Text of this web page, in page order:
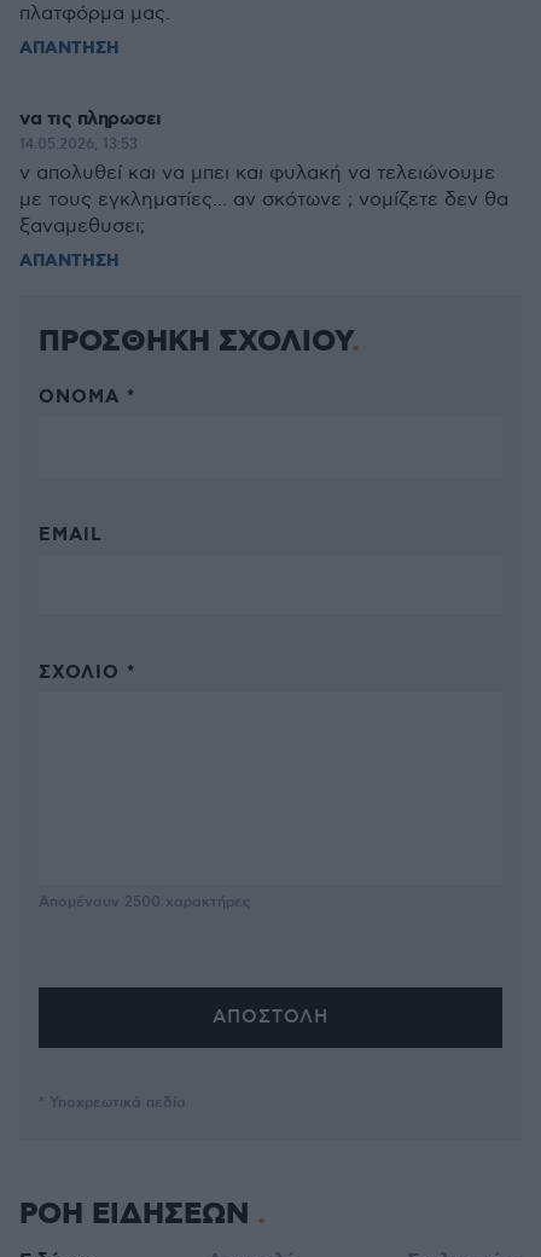
πλατφόρμα μας.
ΑΠΑΝΤΗΣΗ
να τις πληρωσει
14.05.2026, 13:53
ν απολυθεί και να μπει και φυλακή να τελειώνουμε
με τους εγκληματίες... αν σκότωνε ; νομίζετε δεν θα
ξαναμεθυσει;
ΑΠΑΝΤΗΣΗ
ΠΡΟΣΘΗΚΗ ΣΧΟΛΙΟΥ
ΌΝΟΜΑ *
EMAIL
ΣΧΌΛΙΟ *
Απομένουν 2500 χαρακτήρες
* Υποχρεωτικά πεδία
ΡΟΗ ΕΙΔΗΣΕΩΝ